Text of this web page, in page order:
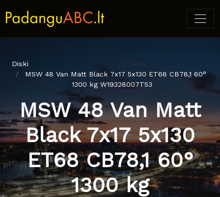
Diski
MSW 48 Van Matt Black 7x17 5x130 ET68 CB78,1 60°
1300 kg W19328007T53
MSW 48 Van Matt
Black 7x17 5x130
ET68 CB78,1 60°
1300 kg